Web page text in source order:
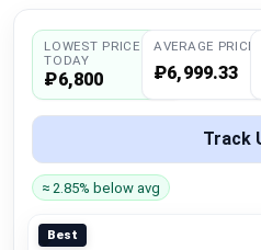
Log in
LOWEST PRICE
TODAY
₽6,800
AVERAGE PRICE
₽6,999.33
Track
≈ 2.85% below avg
Best